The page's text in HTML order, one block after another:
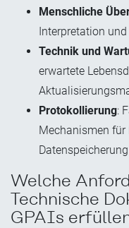
Menschliche
Interpretation
Technik und
erwartete
Protokollierung:
Mechanismen
Datenspeicherung
Welche
Technische
GPAIs